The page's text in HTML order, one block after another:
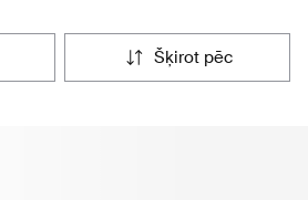
šķirot pēc